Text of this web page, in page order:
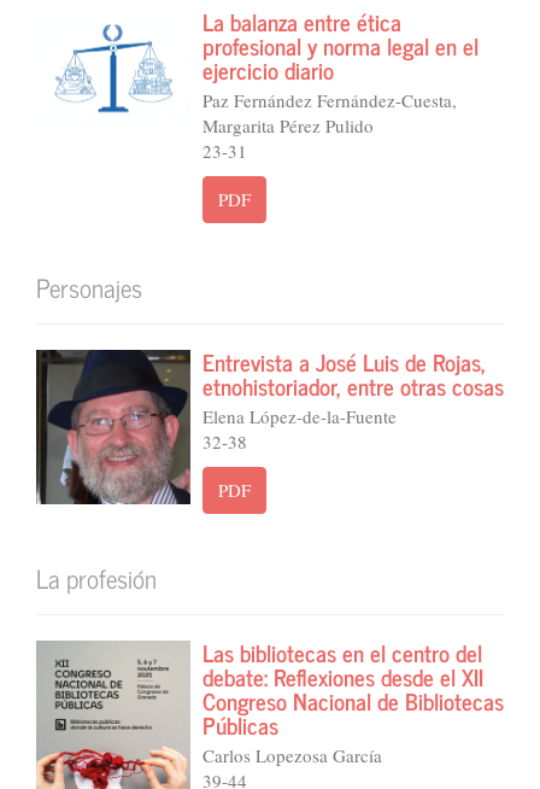
La balanza entre ética
profesional y norma legal en el
ejercicio diario
Paz Fernández Fernández-Cuesta,
Margarita Pérez Pulido
23-31
PDF
Personajes
Entrevista a José Luis de Rojas,
etnohistoriador, entre otras cosas
Elena López-de-la-Fuente
32-38
PDF
La profesión
Las bibliotecas en el centro del
debate: Reflexiones desde el XII
Congreso Nacional de Bibliotecas
Públicas
Carlos Lopezosa García
39-44